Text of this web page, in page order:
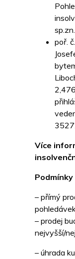
poř.
Více
– přímý
– prodej
nejvyšší/
– úhrada